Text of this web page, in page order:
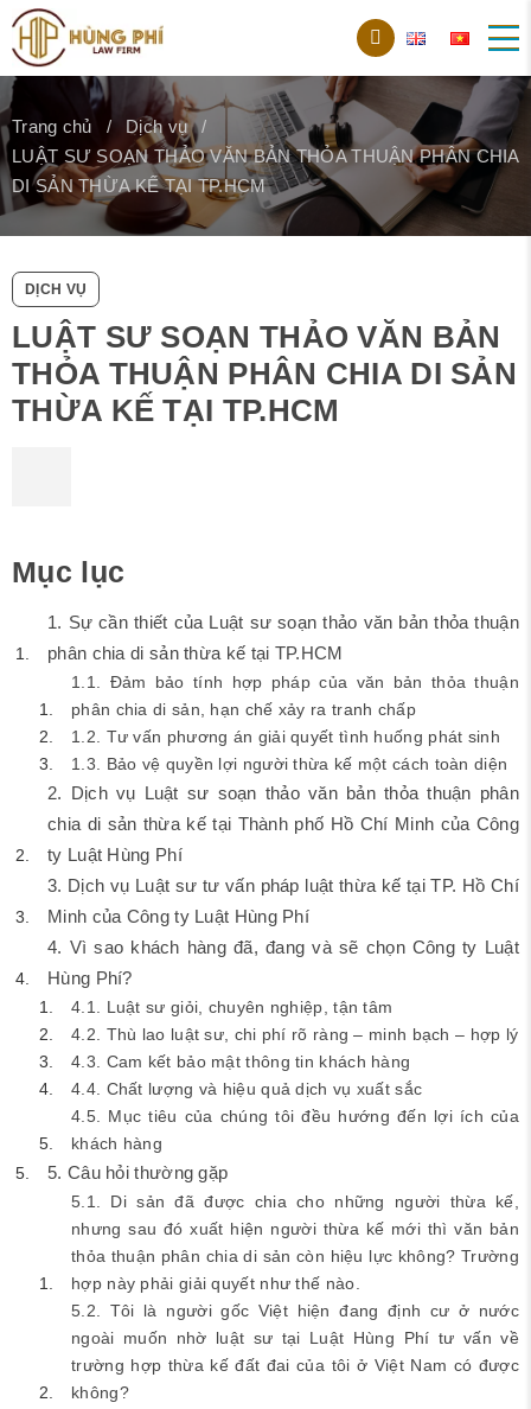
Trang chủ
Dịch vụ
LUẬT SƯ SOẠN THẢO VĂN BẢN THỎA THUẬN PHÂN CHIA
DI SẢN THỪA KẾ TẠI TP.HCM
DỊCH VỤ
LUẬT SƯ SOẠN THẢO VĂN BẢN
THỎA THUẬN PHÂN CHIA DI SẢN
THỪA KẾ TẠI TP.HCM
Mục lục
1. Sự cần thiết của Luật sư soạn thảo văn bản thỏa thuận
phân chia di sản thừa kế tại TP.HCM
1.1. Đảm bảo tính hợp pháp của văn bản thỏa thuận
phân chia di sản, hạn chế xảy ra tranh chấp
1.2. Tư vấn phương án giải quyết tình huống phát sinh
1.3. Bảo vệ quyền lợi người thừa kế một cách toàn diện
2. Dịch vụ Luật sư soạn thảo văn bản thỏa thuận phân
chia di sản thừa kế tại Thành phố Hồ Chí Minh của Công
ty Luật Hùng Phí
3. Dịch vụ Luật sư tư vấn pháp luật thừa kế tại TP. Hồ Chí
Minh của Công ty Luật Hùng Phí
4. Vì sao khách hàng đã, đang và sẽ chọn Công ty Luật
Hùng Phí?
4.1. Luật sư giỏi, chuyên nghiệp, tận tâm
4.2. Thù lao luật sư, chi phí rõ ràng – minh bạch – hợp lý
4.3. Cam kết bảo mật thông tin khách hàng
4.4. Chất lượng và hiệu quả dịch vụ xuất sắc
4.5. Mục tiêu của chúng tôi đều hướng đến lợi ích của
khách hàng
5. Câu hỏi thường gặp
5.1. Di sản đã được chia cho những người thừa kế,
nhưng sau đó xuất hiện người thừa kế mới thì văn bản
thỏa thuận phân chia di sản còn hiệu lực không? Trường
hợp này phải giải quyết như thế nào.
5.2. Tôi là người gốc Việt hiện đang định cư ở nước
ngoài muốn nhờ luật sư tại Luật Hùng Phí tư vấn về
trường hợp thừa kế đất đai của tôi ở Việt Nam có được
không?